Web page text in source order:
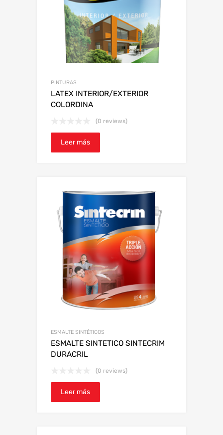
PINTURAS
LATEX INTERIOR/EXTERIOR
COLORDINA
(0 reviews)
Leer más
ESMALTE SINTÉTICOS
ESMALTE SINTETICO SINTECRIM
DURACRIL
(0 reviews)
Leer más